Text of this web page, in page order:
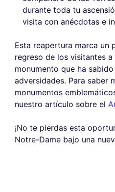
durante toda tu
visita con anécdotas e
Esta reapertura marca un
regreso de los visitantes
monumento que ha
adversidades. Para saber
monumentos
nuestro artículo sobre el
¡No te pierdas esta
Notre-Dame bajo una